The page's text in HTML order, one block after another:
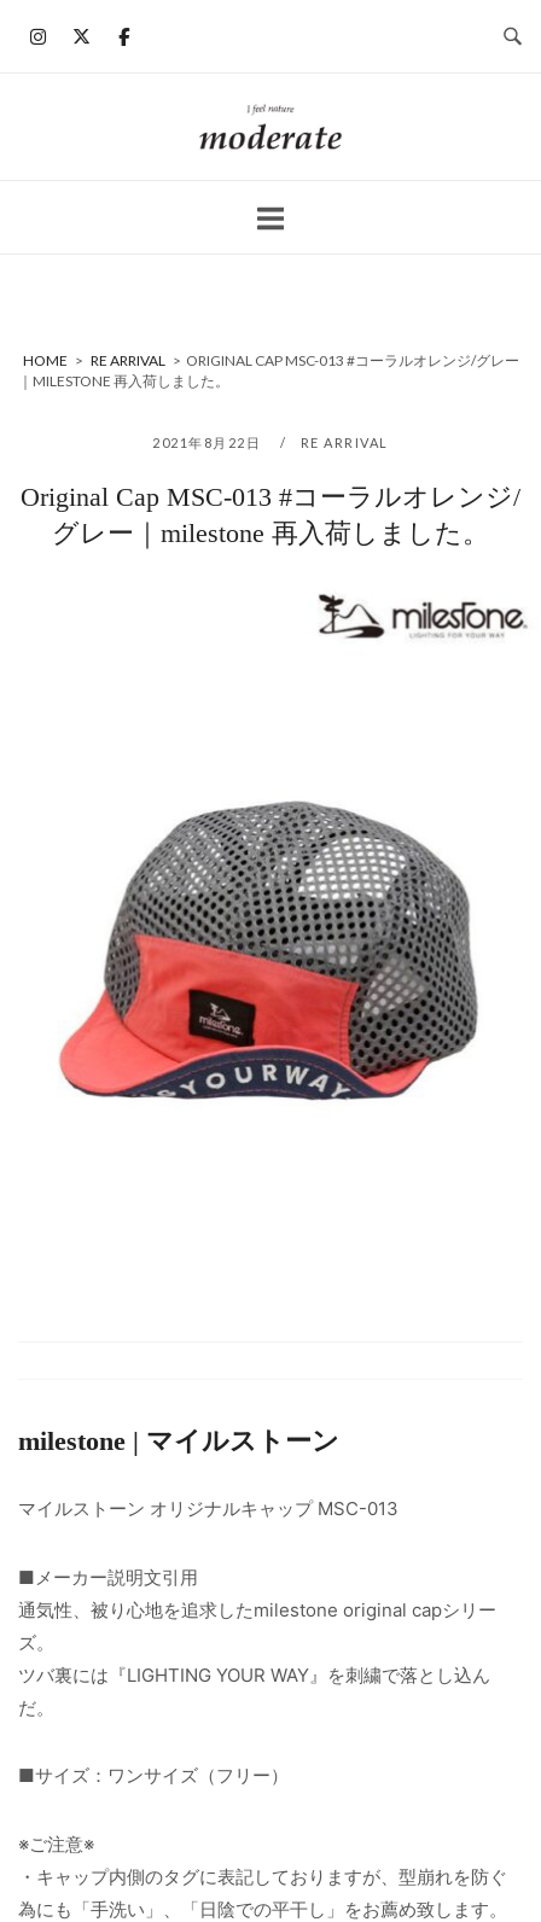
ホ
ー
HOME > RE ARRIVAL > ORIGINAL CAP MSC-013 #コーラルオレンジ/グレー
｜MILESTONE 再入荷しました。
2021年8月22日 RE ARRIVAL
Original Cap MSC-013 #コーラルオレンジ/
グレー｜milestone 再入荷しました。
milestone | マイルストーン
マイルストーン オリジナルキャップ MSC-013
■メーカー説明文引用
通気性、被り心地を追求したmilestone original capシリー
ズ。
ツバ裏には『LIGHTING YOUR WAY』を刺繍で落とし込ん
だ。
■サイズ：ワンサイズ（フリー）
※ご注意※
・キャップ内側のタグに表記しておりますが、型崩れを防ぐ
為にも「手洗い」、「日陰での平干し」をお薦め致します。